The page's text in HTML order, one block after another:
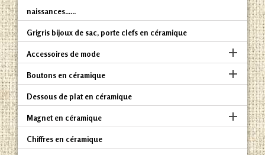
naissances......
Grigris bijoux de sac, porte clefs en céramique
Accessoires de mode 
Boutons en céramique 
Dessous de plat en céramique
Magnet en céramique 
Chiffres en céramique